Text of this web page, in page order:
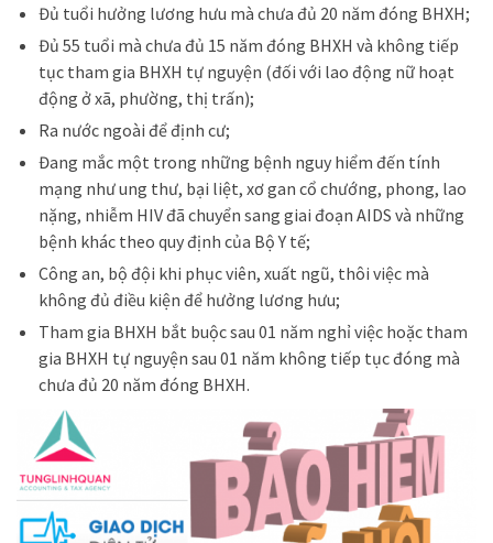
Đủ tuổi hưởng lương hưu mà chưa đủ 20 năm đóng BHXH;
Đủ 55 tuổi mà chưa đủ 15 năm đóng BHXH và không tiếp
tục tham gia BHXH tự nguyện (đối với lao động nữ hoạt
động ở xã, phường, thị trấn);
Ra nước ngoài để định cư;
Đang mắc một trong những bệnh nguy hiểm đến tính
mạng như ung thư, bại liệt, xơ gan cổ chướng, phong, lao
nặng, nhiễm HIV đã chuyển sang giai đoạn AIDS và những
bệnh khác theo quy định của Bộ Y tế;
Công an, bộ đội khi phục viên, xuất ngũ, thôi việc mà
không đủ điều kiện để hưởng lương hưu;
Tham gia BHXH bắt buộcsau 01 năm nghỉ việc hoặc tham
gia BHXH tự nguyện sau 01 năm không tiếp tục đóng mà
chưa đủ 20 năm đóng BHXH.